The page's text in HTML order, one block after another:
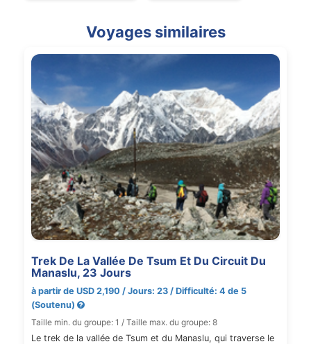
Voyages similaires
Trek De La Vallée De Tsum Et Du Circuit Du
Manaslu, 23 Jours
à partir de USD 2,190 / Jours: 23 / Difficulté: 4 de 5
(Soutenu)
Taille min. du groupe: 1 / Taille max. du groupe: 8
Le trek de la vallée de Tsum et du Manaslu, qui traverse le